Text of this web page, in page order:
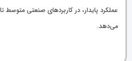
عملکرد پایدار، در کاربردهای صنعتی متوسط
می‌دهد.